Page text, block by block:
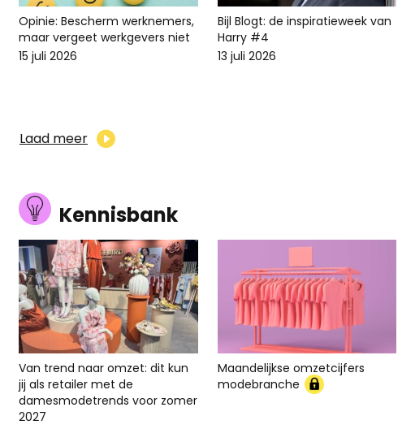
Opinie: Bescherm werknemers,
maar vergeet werkgevers niet
15 juli 2026
Bijl Blogt: de inspiratieweek van
Harry #4
13 juli 2026
Laad meer
Kennisbank
Van trend naar omzet: dit kun
jij als retailer met de
damesmodetrends voor zomer
2027
Maandelijkse omzetcijfers
modebranche